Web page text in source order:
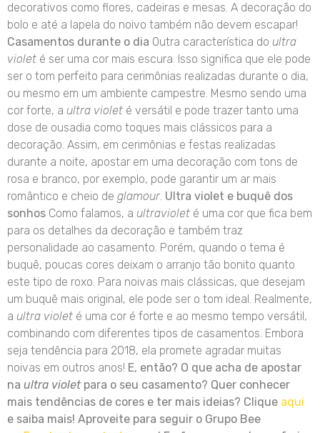
decorativos como flores, cadeiras e mesas. A decoração do
bolo e até a lapela do noivo também não devem escapar!
Casamentos durante o dia Outra característica do ultra
violet é ser uma cor mais escura. Isso significa que ele pode
ser o tom perfeito para cerimônias realizadas durante o dia,
ou mesmo em um ambiente campestre. Mesmo sendo uma
cor forte, a ultra violet é versátil e pode trazer tanto uma
dose de ousadia como toques mais clássicos para a
decoração. Assim, em cerimônias e festas realizadas
durante a noite, apostar em uma decoração com tons de
rosa e branco, por exemplo, pode garantir um ar mais
romântico e cheio de glamour. Ultra violet e buquê dos
sonhos Como falamos, a ultraviolet é uma cor que fica bem
para os detalhes da decoração e também traz
personalidade ao casamento. Porém, quando o tema é
buquê, poucas cores deixam o arranjo tão bonito quanto
este tipo de roxo. Para noivas mais clássicas, que desejam
um buquê mais original, ele pode ser o tom ideal. Realmente,
a ultra violet é uma cor é forte e ao mesmo tempo versátil,
combinando com diferentes tipos de casamentos. Embora
seja tendência para 2018, ela promete agradar muitas
noivas em outros anos! E, então? O que acha de apostar
na ultra violetpara o seu casamento? Quer conhecer
mais tendências de cores e ter mais ideias? Clique aqui
e saiba mais! Aproveite para seguir o Grupo Bee